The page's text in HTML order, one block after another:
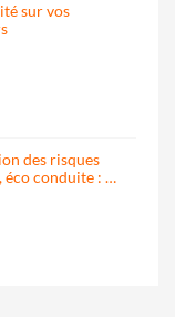
sur vos
des risques
éco conduite : …